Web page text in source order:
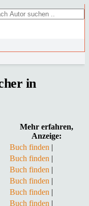
in
Mehr erfahren,
Anzeige:
Buch finden |
Buch finden |
Buch finden |
Buch finden |
Buch finden |
Buch finden |